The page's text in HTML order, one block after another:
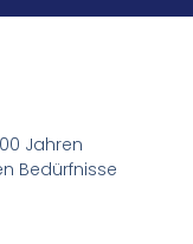
Jahren
Bedürfnisse